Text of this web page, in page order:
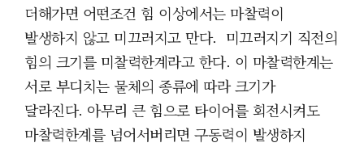
더해가면 어떤조건 힘 이상에서는 마찰력이
발생하지 않고 미끄러지고 만다. 미끄러지기 직전의
힘의 크기를 미찰력한계라고 한다. 이 마찰력한계는
서로 부디치는 물체의 종류에 따라 크기가
달라진다. 아무리 큰 힘으로 타이어를 회전시켜도
마찰력한계를 넘어서버리면 구동력이 발생하지